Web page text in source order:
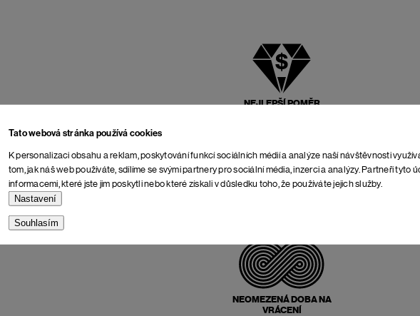
Tato webová stránka používá cookies
K personalizaci obsahu a reklam, poskytování funkcí sociálních médií a analýze naší návštěvnosti
tom, jak náš web používáte, sdílíme se svými partnery pro sociální média, inzerci a analýzy. Partneři tyto
informacemi, které jste jim poskytli nebo které získali v důsledku toho, že používáte jejich služby.
Nastavení
Souhlasím
NEJLEPŠÍ POMĚR
NEOMEZENÁ DOBA NA
VRÁCENÍ